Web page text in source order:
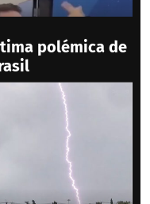
polémica de